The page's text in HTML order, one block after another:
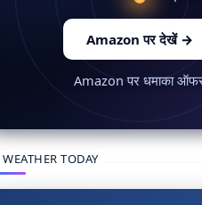
Amazon पर देखें →
Amazon पर धमाका
TODAY